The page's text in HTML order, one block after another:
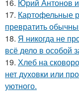
16. Юрий Антонов и
17. Картофельные
превратить
18. Я никогда не
всё дело в особой
19. Хлеб на
нет духовки или
уютного.